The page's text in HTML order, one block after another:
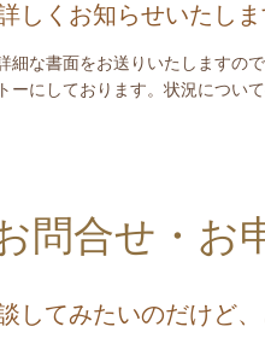
しくお知らせいたし
細な書面をお送りいたしますの
ーにしております。状況につい
問合せ・お
してみたいのだけど